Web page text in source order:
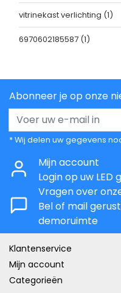
vitrinekast verlichting (1)
6970602185587 (1)
Abonneer je op onze
* Wij delen uw gegevens
Mijn account
Login op uw
Vragen over
Bel of mail
demoruimte
Klantenservice
Mijn account
Categorieën